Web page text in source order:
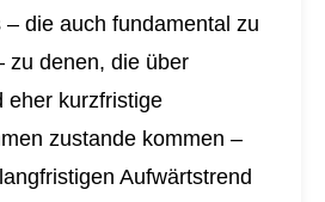
die auch fundamental zu
zu denen, die über
eher kurzfristige
zustande kommen –
Aufwärtstrend